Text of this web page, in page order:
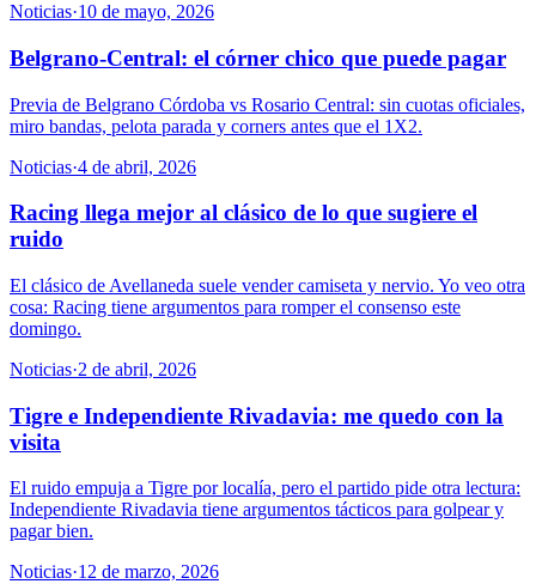
Noticias·10 de mayo, 2026
Belgrano-Central: el córner chico que puede pagar
Previa de Belgrano Córdoba vs Rosario Central: sin cuotas oficiales,
miro bandas, pelota parada y corners antes que el 1X2.
Noticias·4 de abril, 2026
Racing llega mejor al clásico de lo que sugiere el
ruido
El clásico de Avellaneda suele vender camiseta y nervio. Yo veo otra
cosa: Racing tiene argumentos para romper el consenso este
domingo.
Noticias·2 de abril, 2026
Tigre e Independiente Rivadavia: me quedo con la
visita
El ruido empuja a Tigre por localía, pero el partido pide otra lectura:
Independiente Rivadavia tiene argumentos tácticos para golpear y
pagar bien.
Noticias·12 de marzo, 2026